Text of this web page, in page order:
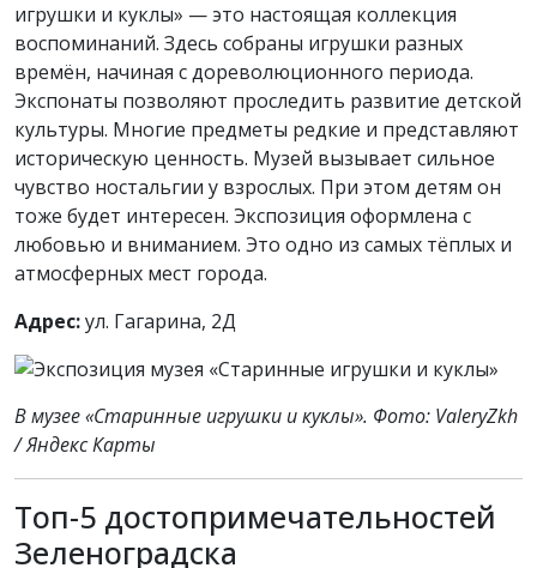
игрушки и куклы» — это настоящая коллекция
воспоминаний. Здесь собраны игрушки разных
времён, начиная с дореволюционного периода.
Экспонаты позволяют проследить развитие детской
культуры. Многие предметы редкие и представляют
историческую ценность. Музей вызывает сильное
чувство ностальгии у взрослых. При этом детям он
тоже будет интересен. Экспозиция оформлена с
любовью и вниманием. Это одно из самых тёплых и
атмосферных мест города.
Адрес:ул. Гагарина, 2Д
В музее «Старинные игрушки и куклы». Фото: ValeryZkh
/ Яндекс Карты
Топ-5 достопримечательностей
Зеленоградска